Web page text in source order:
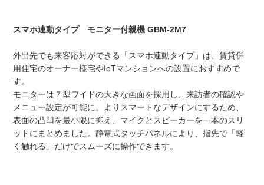
スマホ連動タイプ モニター付親機 GBM-2M7
外出先でも来客応対ができる「スマホ連動タイプ」は、賃貸併
用住宅のオーナー様宅やIoTマンションへの設置におすすめで
す。
モニターは７型ワイドの大きな画面を採用し、来訪者の確認や
メニュー設定が可能に。よりスマートなデザインにするため、
表面の凸凹を最小限に抑え、マイクとスピーカーを一本のスリ
ットにまとめました。静電式タッチパネルにより、指先で「軽
く触れる」だけでスムーズに操作できます。